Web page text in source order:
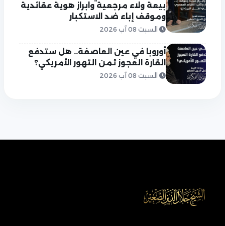
بيعة ولاء مرجعية وابراز هوية عقائدية
وموقف إباء ضد الاستكبار
السبت 08 آب 2026
أوروبا في عين العاصفة.. هل ستدفع
القارة العجوز ثمن التهور الأمريكي؟
السبت 08 آب 2026